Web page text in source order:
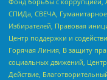
СПИДа, СВЕЧА,
Избирателей, Правовая
Центр поддержки и
Горячая Линия, В защиту
социальных движений,
Действие,